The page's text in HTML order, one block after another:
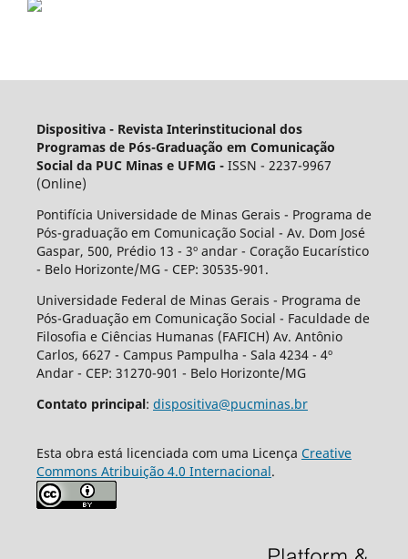
Dispositiva - Revista Interinstitucional dos
Programas de Pós-Graduação em Comunicação
Social da PUC Minas e UFMG - ISSN - 2237-9967
(Online)
Pontifícia Universidade de Minas Gerais - Programa de
Pós-graduação em Comunicação Social - Av. Dom José
Gaspar, 500, Prédio 13 - 3º andar - Coração Eucarístico
- Belo Horizonte/MG - CEP: 30535-901.
Universidade Federal de Minas Gerais - Programa de
Pós-Graduação em Comunicação Social - Faculdade de
Filosofia e Ciências Humanas (FAFICH) Av. Antônio
Carlos, 6627 - Campus Pampulha - Sala 4234 - 4º
Andar - CEP: 31270-901 - Belo Horizonte/MG
Contato principal: dispositiva@pucminas.br
Esta obra está licenciada com uma Licença Creative
Commons Atribuição 4.0 Internacional.